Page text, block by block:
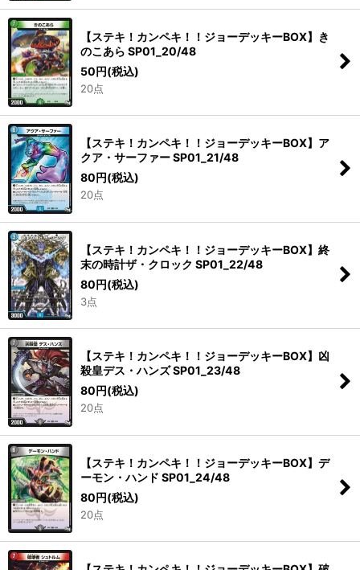
【ステキ！カンペキ！！ジョーデッキーBOX】き
のこあら SP01_20/48
50円(税込)
20点
【ステキ！カンペキ！！ジョーデッキーBOX】ア
クア・サーファー SP01_21/48
80 円(税込)
20点
【ステキ！カンペキ！！ジョーデッキーBOX】終
末の時計ザ・クロック SP01_22/48
80円(税込)
3点
【ステキ！カンペキ！！ジョーデッキーBOX】凶
殺皇デス・ハンズ SP01_23/48
80 円(税込)
20点
【ステキ！カンペキ！！ジョーデッキーBOX】デ
ーモン・ハンド SP01_24/48
80円(税込)
20点